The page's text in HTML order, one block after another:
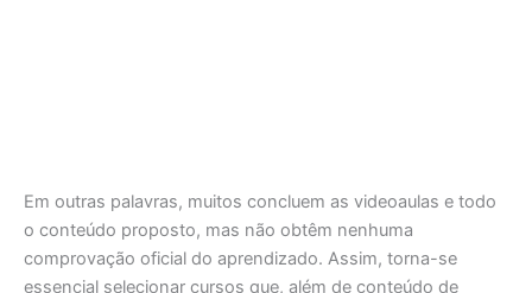
Em outras palavras, muitos concluem as videoaulas e todo
o conteúdo proposto, mas não obtêm nenhuma
comprovação oficial do aprendizado. Assim, torna-se
essencial selecionar cursos que, além de conteúdo de